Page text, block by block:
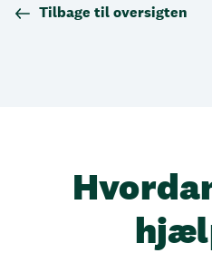
Tilbage til oversigten